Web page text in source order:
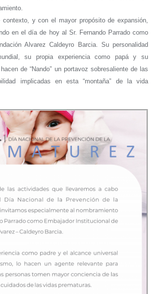
y con el mayor propósito de expansión,
en el día de hoy al Sr. Fernando Parrado como
Alvarez Caldeyro Barcia. Su personalidad
su propia experiencia como papá y su
de “Nando” un portavoz sobresaliente de las
implicadas en esta “montaña” de la vida